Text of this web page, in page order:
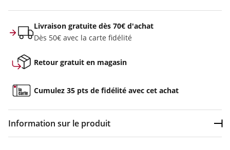
Livraison gratuite dès 70€ d'achat
Dès 50€ avec la carte fidélité
Retour gratuit en magasin
Cumulez 35 pts de fidélité avec cet achat
Information sur le produit